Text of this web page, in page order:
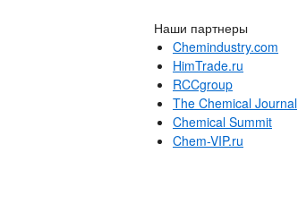
Наши партнеры
Chemindustry.com
HimTrade.ru
RCCgroup
The Chemical Journal
Chemical Summit
Chem-VIP.ru